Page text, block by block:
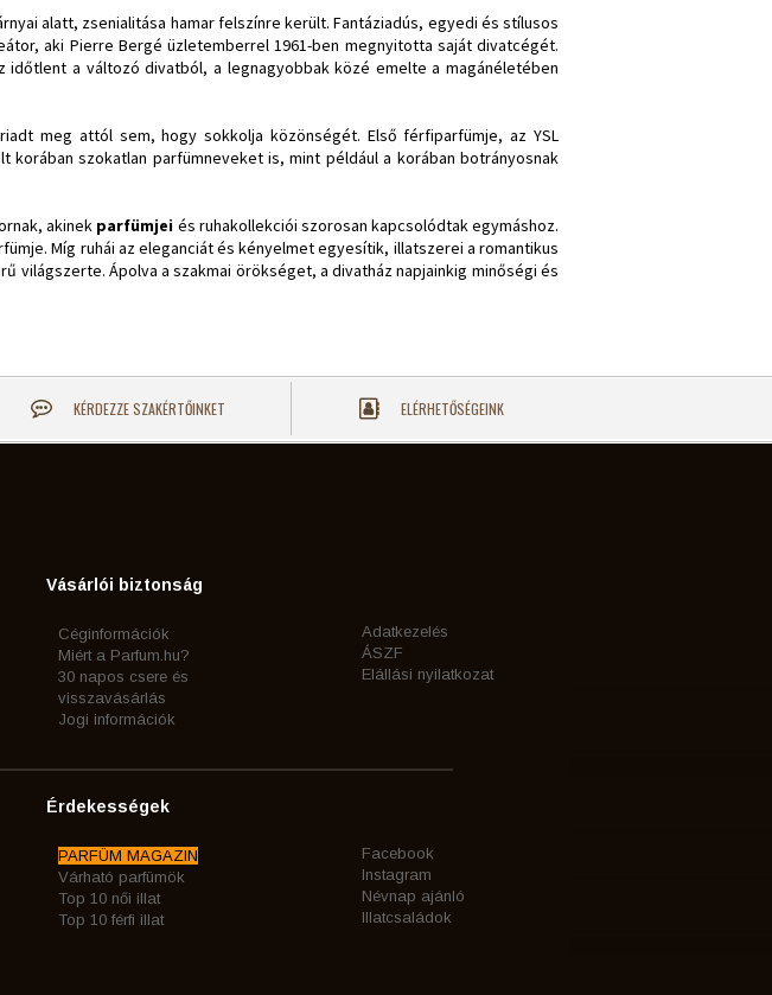
alatt, zsenialitása hamar felszínre került. Fantáziadús, egyedi és stílusos
aki Pierre Bergé üzletemberrel 1961-ben megnyitotta saját divatcégét.
a változó divatból, a legnagyobbak közé emelte a magánéletében
meg attól sem, hogy sokkolja közönségét. Első férfiparfümje, az YSL
szokatlan parfümneveket is, mint például a korában botrányosnak
akinek parfümjei és ruhakollekciói szorosan kapcsolódtak egymáshoz.
Míg ruhái az eleganciát és kényelmet egyesítik, illatszerei a romantikus
világszerte. Ápolva a szakmai örökséget, a divatház napjainkig minőségi és
KÉRDEZZE SZAKÉRTŐINKET ELÉRHETŐSÉGEINK
Vásárlói biztonság
Céginformációk
Miért a Parfum.hu?
30 napos csere és
visszavásárlás
Jogi információk
Adatkezelés
ÁSZF
Elállási nyilatkozat
Érdekességek
PARFÜM MAGAZIN
Várható parfümök
Top 10 női illat
Top 10 férfi illat
Facebook
Instagram
Névnap ajánló
Illatcsaládok